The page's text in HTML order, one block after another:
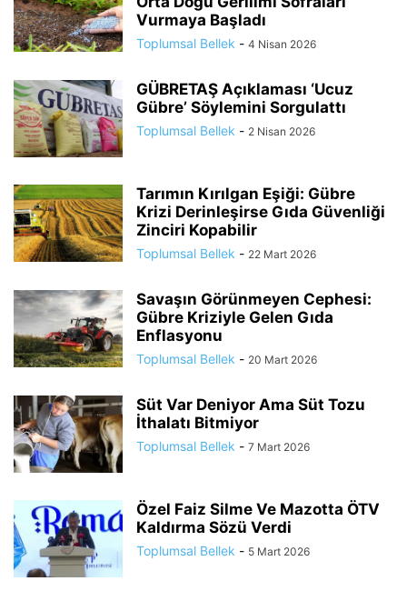
Vurmaya Başladı
Toplumsal Bellek - 4 Nisan 2026
GÜBRETAŞ Açıklaması ‘Ucuz
Gübre’ Söylemini Sorgulattı
Toplumsal Bellek - 2 Nisan 2026
Tarımın Kırılgan Eşiği: Gübre
Krizi Derinleşirse Gıda Güvenliği
Zinciri Kopabilir
Toplumsal Bellek - 22 Mart 2026
Savaşın Görünmeyen Cephesi:
Gübre Kriziyle Gelen Gıda
Enflasyonu
Toplumsal Bellek - 20 Mart 2026
Süt Var Deniyor Ama Süt Tozu
İthalatı Bitmiyor
Toplumsal Bellek - 7 Mart 2026
Özel Faiz Silme Ve Mazotta ÖTV
Kaldırma Sözü Verdi
Toplumsal Bellek - 5 Mart 2026